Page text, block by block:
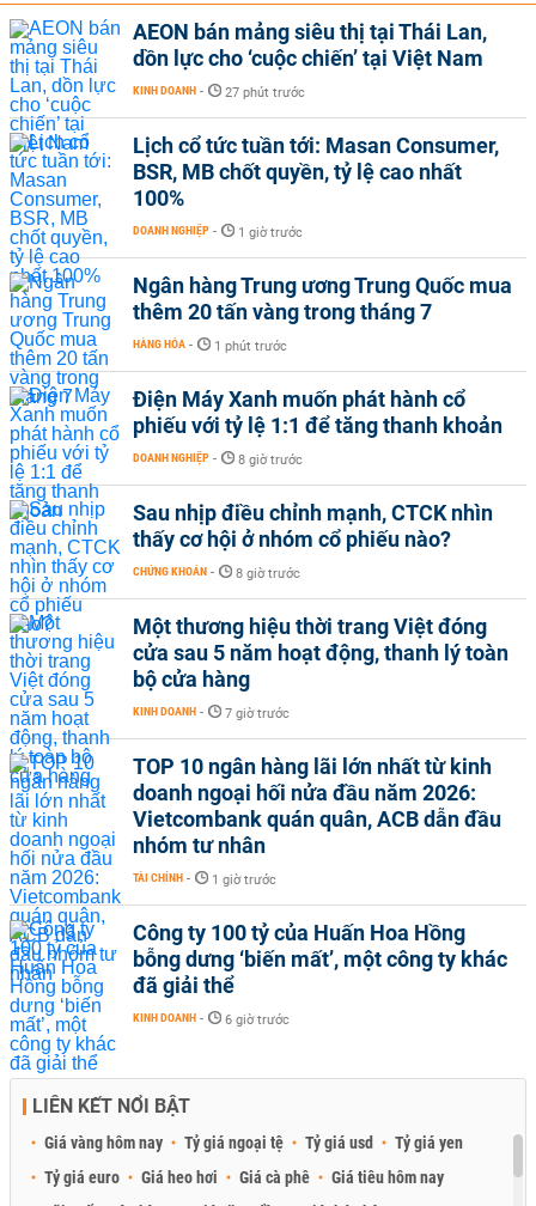
AEON bán mảng siêu thị tại Thái Lan,
dồn lực cho ‘cuộc chiến’ tại Việt Nam
KINH DOANH - 27 phút trước
Lịch cổ tức tuần tới: Masan Consumer,
BSR, MB chốt quyền, tỷ lệ cao nhất
100%
DOANH NGHIỆP - 1 giờ trước
Ngân hàng Trung ương Trung Quốc mua
thêm 20 tấn vàng trong tháng 7
HÀNG HÓA - 1 phút trước
Điện Máy Xanh muốn phát hành cổ
phiếu với tỷ lệ 1:1 để tăng thanh khoản
DOANH NGHIỆP - 8 giờ trước
Sau nhịp điều chỉnh mạnh, CTCK nhìn
thấy cơ hội ở nhóm cổ phiếu nào?
CHỨNG KHOÁN - 8 giờ trước
Một thương hiệu thời trang Việt đóng
cửa sau 5 năm hoạt động, thanh lý toàn
bộ cửa hàng
KINH DOANH - 7 giờ trước
TOP 10 ngân hàng lãi lớn nhất từ kinh
doanh ngoại hối nửa đầu năm 2026:
Vietcombank quán quân, ACB dẫn đầu
nhóm tư nhân
TÀI CHÍNH - 1 giờ trước
Công ty 100 tỷ của Huấn Hoa Hồng
bỗng dưng ‘biến mất’, một công ty khác
đã giải thể
KINH DOANH - 6 giờ trước
LIÊN KẾT NỔI BẬT
Giá vàng hôm nay Tỷ giá ngoại tệ Tỷ giá usd
Tỷ giá yen
Tỷ giá euro
Giá heo hơi Giá cà phê
Giá tiêu hôm nay